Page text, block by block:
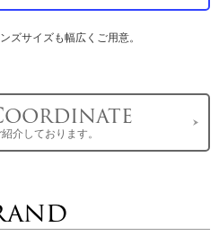
ズサイズも幅広くご用意。
介しております。